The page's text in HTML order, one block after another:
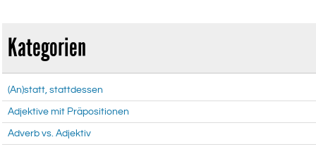
Kategorien
(An)statt, stattdessen
Adjektive mit Präpositionen
Adverb vs. Adjektiv